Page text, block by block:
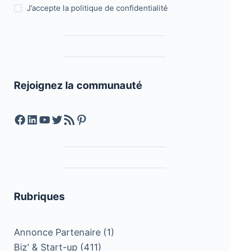
J’accepte la politique de confidentialité
Rejoignez la communauté
Facebook
LinkedIn
YouTube
Twitter
Feed RSSPinterest
Rubriques
Annonce Partenaire(1)
Biz' & Start-up (411)